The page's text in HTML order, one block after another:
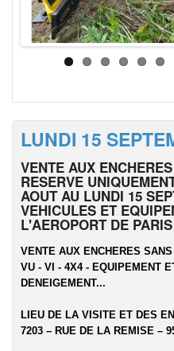
LUNDI 15
VENTE AUX
RESERVE
AOUT AU LUNDI 15
VEHICULES ET
L'AEROPORT DE
VENTE AUX ENCHERES
VU - VI - 4X4 - EQUIPEMENT
DENEIGEMENT...
LIEU DE LA VISITE ET DES
7203 – RUE DE LA REMISE –